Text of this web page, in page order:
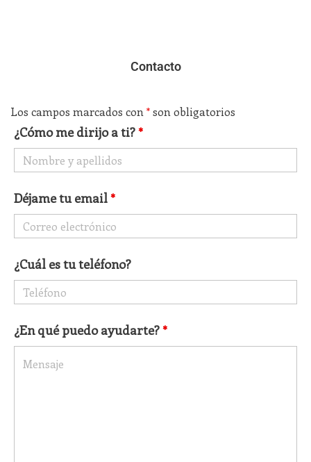
Contacto
Los campos marcados con*son obligatorios
¿Cómo me dirijo a ti?*
Déjame tu email*
¿Cuál es tu teléfono?
¿En qué puedo ayudarte?*